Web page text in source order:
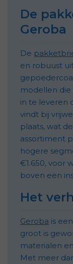
De
Geroba
De
en robuust
modellen
in te leveren
vindt bij
plaats, wat
assortiment
hogere
€1.650, voor
boven een
Het
Geroba is
groot is
materialen
Met meer